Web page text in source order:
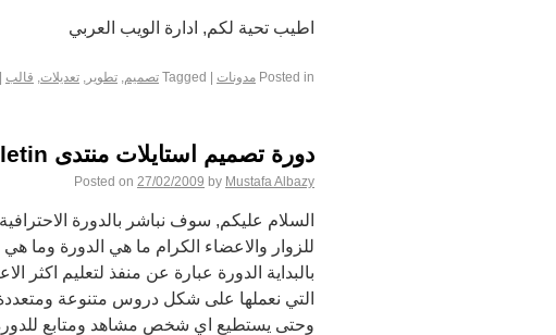
اطيب تحية لكم, ادارة الويب العربي
Posted in مدونات Tagged تصميم, تطوير , تعديلات, قالب
دورة تصميم استايلات منتدى vBulletin
Posted on 27/02/2009 by Mustafa Albazy
السلام عليكم, سوف نباشر بالدورة
للزوار والاعضاء الكرام ما هي الدورة وما
بالبداية الدورة عبارة عن منفذ لتعليم اكثر
التي نعملها على شكل دروس متنوعة
وحتى يستطيع اي شخص مشاهد ومتابع